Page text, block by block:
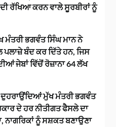
ਰੱਖਿਆ ਕਰਨ ਵਾਲੇ ਸੂਰਬੀਰਾਂ ਨੂੰ
ਮੰਤਰੀ ਭਗਵੰਤ ਸਿੰਘ ਮਾਨ ਨੇ
ਪਲਾਜ਼ੇ ਬੰਦ ਕਰ ਦਿੱਤੇ ਹਨ, ਜਿਸ
ਜੇਬਾਂ ਵਿੱਚੋਂ ਰੋਜ਼ਾਨਾ 64 ਲੱਖ
ਮੁੱਖ ਮੰਤਰੀ ਭਗਵੰਤ
ਦੇ ਹਰ ਨੀਤੀਗਤ ਫੈਸਲੇ ਦਾ
ਨੂੰ ਸਸ਼ਕਤ ਬਣਾਉਣਾ